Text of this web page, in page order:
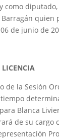
como
quien
de junio de
LICENCIA
de la Sesión
Blanca
de su cargo